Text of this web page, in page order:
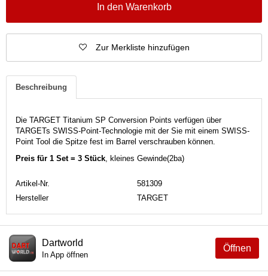
In den Warenkorb
Zur Merkliste hinzufügen
Beschreibung
Die TARGET Titanium SP Conversion Points verfügen über
TARGETs SWISS-Point-Technologie mit der Sie mit einem SWISS-
Point Tool die Spitze fest im Barrel verschrauben können.
Preis für 1 Set = 3 Stück , kleines Gewinde(2ba)
Artikel-Nr.
581309
Hersteller
TARGET
Öffnen
Dartworld
In App öffnen